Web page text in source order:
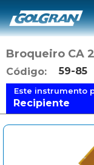
Broqueiro CA
Código: 59-85
Este instrumento
Recipiente